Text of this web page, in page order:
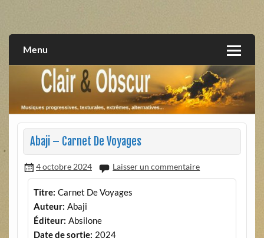
extrêmes, alternatives, texturales
Menu
Abaji – Carnet De Voyages
4 octobre 2024 Laisser un commentaire
Titre: Carnet De Voyages
Auteur: Abaji
Éditeur: Absilone
Date de sortie: 2024